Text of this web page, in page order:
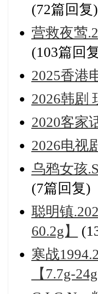
(72篇回复)
营救夜莺
(103篇回
2025香港
2026韩剧
2020客家
2026电视
乌鸦女孩
(7篇回复)
聪明镇
60.2g】
寒战
【7.7g-24g